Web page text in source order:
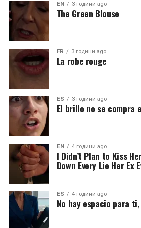
EN 3 години ago
The Green Blouse
FR 3 години ago
La robe rouge
ES 3 години ago
El brillo no se compra
EN 4 години ago
I Didn’t Plan to Kiss
Down Every Lie Her Ex
ES 4 години ago
No hay espacio para